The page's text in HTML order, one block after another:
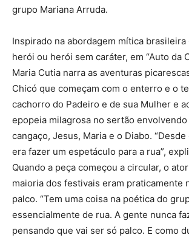
grupo Mariana Arruda.
Inspirado na abordagem mítica
herói ou herói sem caráter, em “Auto da
Maria Cutia narra as aventuras
Chicó que começam com o enterro e o
cachorro do Padeiro e de sua Mulher e
epopeia milagrosa no sertão
cangaço, Jesus, Maria e o Diabo.
era fazer um espetáculo para a rua”,
Quando a peça começou a circular, o
maioria dos festivais eram praticamente
palco. “Tem uma coisa na poética do
essencialmente de rua. A gente nunca
pensando que vai ser só palco. E como